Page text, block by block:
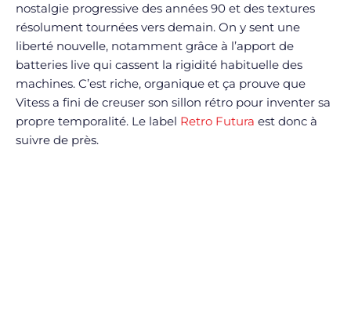
nostalgie progressive des années 90 et des textures
résolument tournées vers demain. On y sent une
liberté nouvelle, notamment grâce à l’apport de
batteries live qui cassent la rigidité habituelle des
machines. C’est riche, organique et ça prouve que
Vitess a fini de creuser son sillon rétro pour inventer sa
propre temporalité. Le label Retro Futura est donc à
suivre de près.